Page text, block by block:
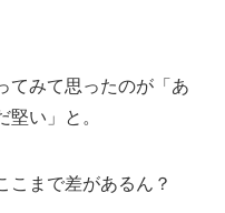
てみて思ったのが「あ
い」と。
こまで差があるん？